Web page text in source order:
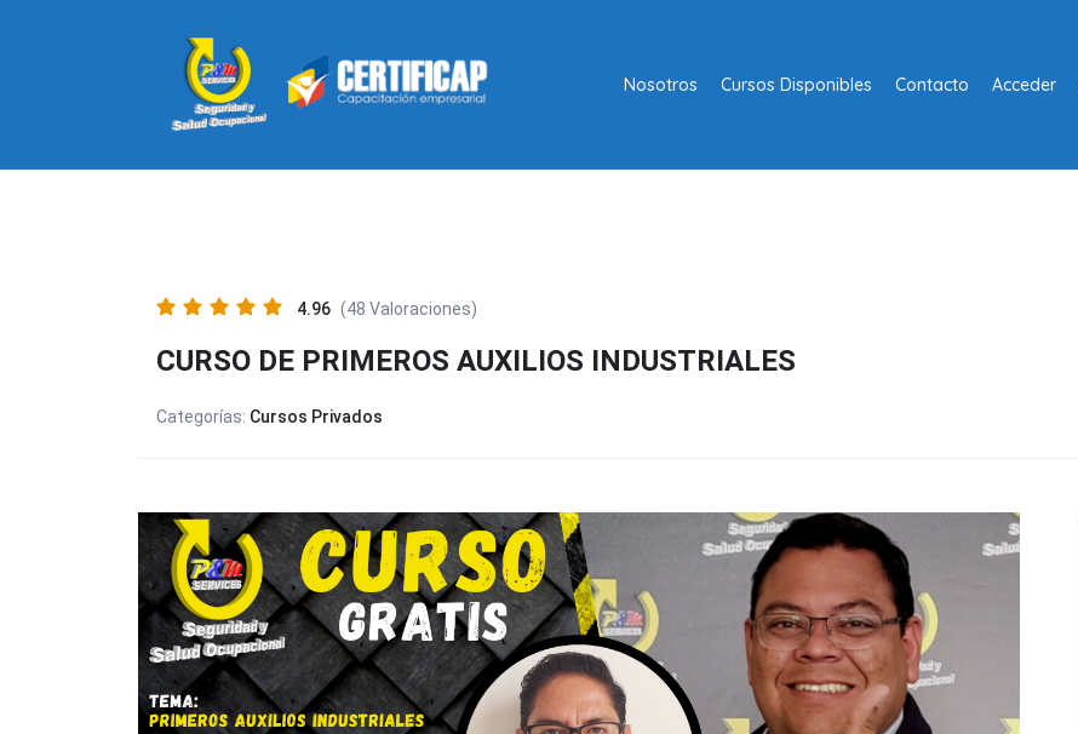
Nosotros Cursos Disponibles Contacto Acceder
4.96 (48 Valoraciones)
CURSO DE PRIMEROS AUXILIOS INDUSTRIALES
Categorías: Cursos Privados